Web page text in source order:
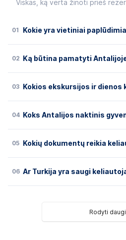
Viskas, ką verta žinoti prieš
01 Kokie yra vietiniai
02 Ką būtina pamatyti
03 Kokios ekskursijos ir dienos
04 Koks Antalijos naktinis
05 Kokių dokumentų reikia
06 Ar Turkija yra saugi
Rodyti